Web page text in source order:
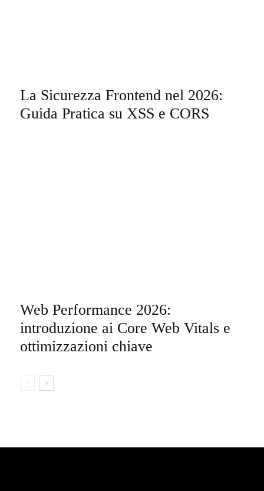
La Sicurezza Frontend nel 2026:
Guida Pratica su XSS e CORS
Web Performance 2026:
introduzione ai Core Web Vitals e
ottimizzazioni chiave